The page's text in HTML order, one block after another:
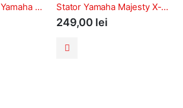
Stator Magnetou Yamaha Ovetto Booster 50cc TNT Stator Yamaha Majesty X-Max 250cc 2004cc 2012
249,00 lei